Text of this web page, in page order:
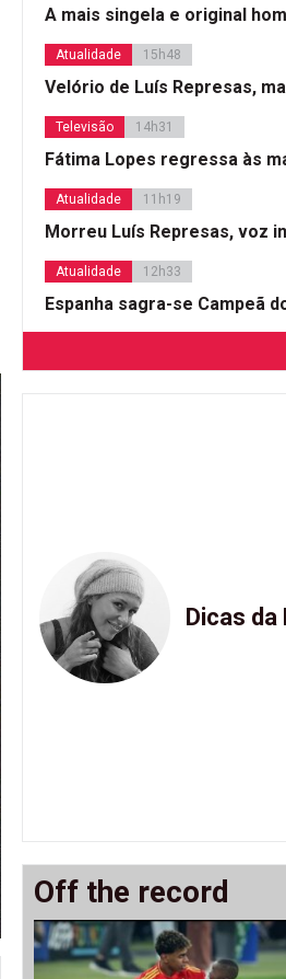
A mais singela e original
Atualidade 15h48
Velório de Luís Represas,
Televisão 14h31
Fátima Lopes regressa às
Atualidade 11h19
Morreu Luís Represas, voz
Atualidade 12h33
Espanha sagra-se Campeã
Dicas
Off the record